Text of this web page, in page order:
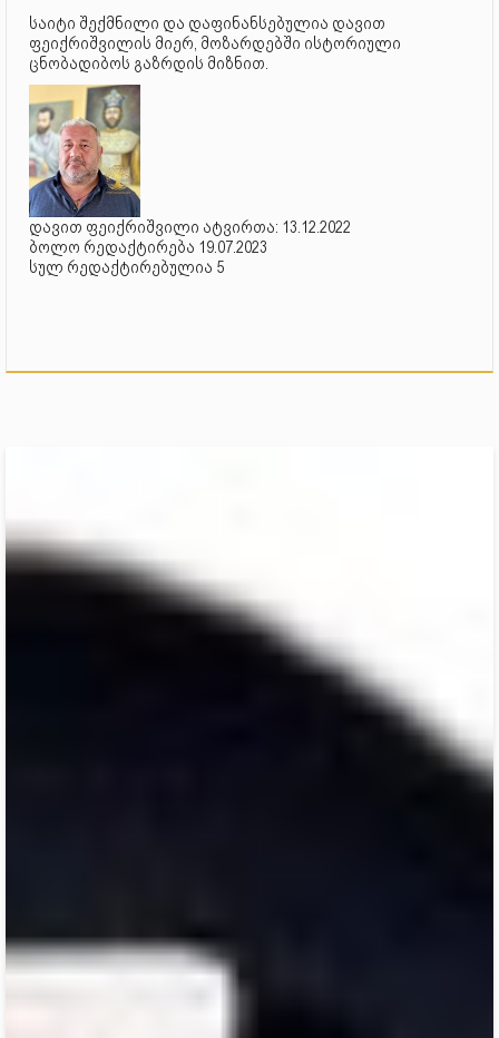
საიტი შექმნილი და დაფინანსებულია დავით
ფეიქრიშვილის მიერ, მოზარდებში ისტორიული
ცნობადიბოს გაზრდის მიზნით.
დავით ფეიქრიშვილი ატვირთა: 13.12.2022
ბოლო რედაქტირება 19.07.2023
სულ რედაქტირებულია 5